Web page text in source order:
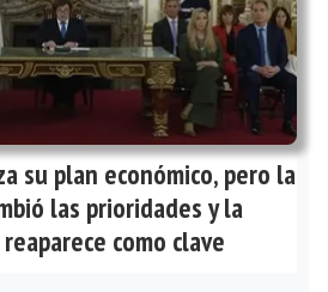
su plan económico, pero la
las prioridades y la
como clave